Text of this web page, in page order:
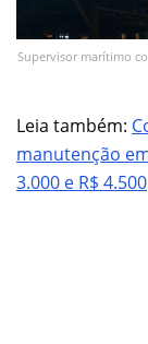
Supervisor marítimo
Leia também:
manutenção
3.000 e R$ 4.500